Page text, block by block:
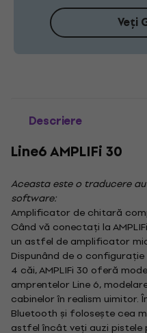
Veți
Descriere
Line6 AMPLIFi 30
Aceasta este o traducere
software:
Amplificator de chitară
Când vă conectați la
un astfel de amplificator
Dispunând de o
4 căi, AMPLIFi 30 oferă
amprentelor Line 6,
cabinelor în realism uimitor.
Bluetooth și folosește cea
astfel încât veți auzi pistele